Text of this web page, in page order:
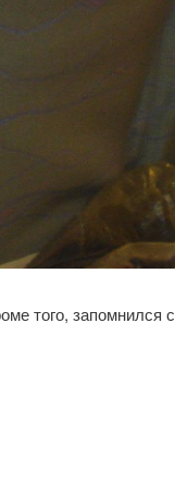
того, запомнился